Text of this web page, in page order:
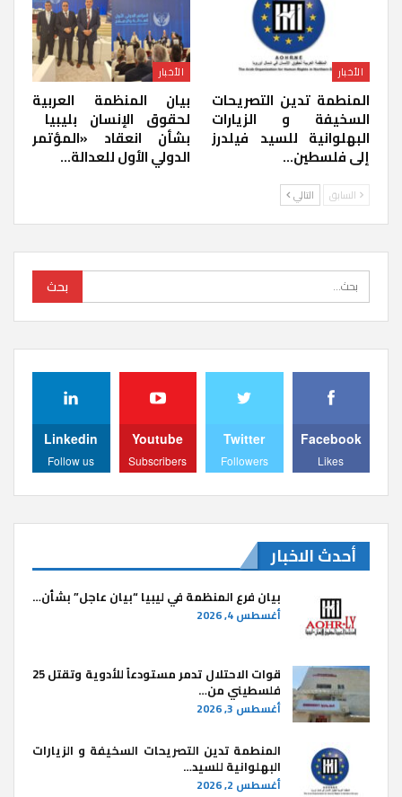
الأخبار
المنطمة تدين التصريحات
السخيفة و الزيارات
البهلوانية للسيد فيلدرز
إلى فلسطين…
الأخبار
بيان المنظمة العربية
لحقوق الإنسان بليبيا ​
بشأن انعقاد «المؤتمر
الدولي الأول للعدالة…
السابق التالي
Facebook
Likes
Twitter
Followers
Youtube
Subscribers
Linkedin
Follow us
أحدث الاخبار
بيان فرع المنظمة في ليبيا “بيان عاجل” بشأن…
أغسطس 4, 2026
قوات الاحتلال تدمر مستودعاً للأدوية وتقتل 25
فلسطيني من…
أغسطس 3, 2026
المنطمة تدين التصريحات السخيفة و الزيارات
البهلوانية للسيد…
أغسطس 2, 2026